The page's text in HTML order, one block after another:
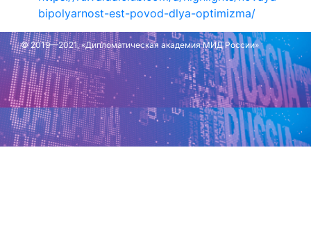
bipolyarnost-est-povod-dlya-optimizma/
Обновлено: 18 ноября 2025 г.
© 2019—2021, «Дипломатическая академия МИД России»